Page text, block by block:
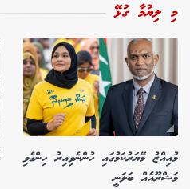
މި ލިޔުމާ ގުޅޭ
މުއިއްޒު މޭޔަރުކަމުގައި ހުންނެވިއިރު ހިންގެވި
މަޝްރޫއެއް ބަލަނީ